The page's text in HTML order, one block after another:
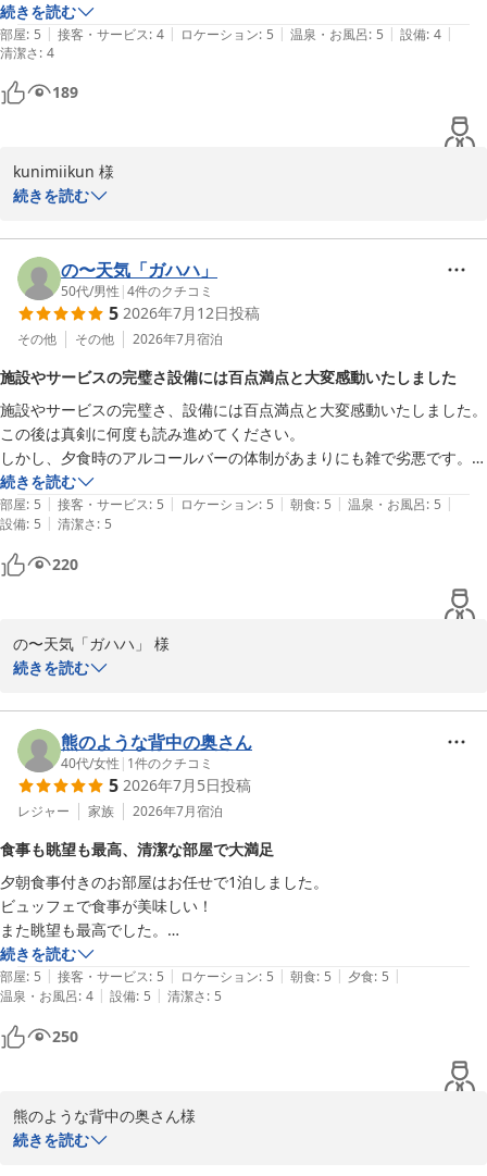
一畑電車の駅まで徒歩1分の立地やレンタサイクルの利便性もご活
用くださり、松江市内の観光をお楽しみいただけたとのこと、私た
ちも嬉しく思います。
また機会があれば、ぜひお越しください。スタッフ一同、心よりお
ご投稿有難うございます。
松江しんじ湖温泉 ホテル一畑
2026-07-20
ただ、素泊まりプランだったので、夕食がホテルのレストランも、ホ
テルでもらった飲食店マップに載っている近隣のお店も平日(水曜日)に
もかかわらずみんな満席で困りました。もうコンビニでお弁当を買うし
かないかなと思いましたが、幸いマップに載っていない街中華があって
助かりました。
続きを読む
部屋: 5 | 接客・サービス: 4 | ロケーション: 5 | 温泉・お風呂: 5 | 設備: 4 |
清潔さ: 4
189
kunimiikun 様
温かいご投稿をお寄せいただき、誠にありがとうございます。
5階の湖側のお部屋から、宍道湖でしじみ漁をする小船をご覧いた
だけたとのこと、宍道湖らしい風景をお楽しみいただけたようで大
変嬉しく存じます。
一方で、ご夕食につきましては、ホテルのレストランや近隣のお店
事場所にお困りになられたとのことで、申し訳ございません。最終
的には街中華のお店をご利用いただけたとのことで、安心いたしま
した。
今後は周辺のお食事処のご案内についても、よりお役に立てる情報
をご提供できるよう努めてまいります。
また松江へお越しの際には、ぜひ当館をご利用くださいませ。スタ
ッフ一同、心よりお待ち申し上げております。
担当　深田
松江しんじ湖温泉 ホテル一畑
2026-07-20
続きを読む
の〜天気「ガハハ」
50代/男性 |4件のクチコミ
5 2026年7月12日投稿
その他 その他 2026年7月宿泊
施設やサービスの完璧さ設備には百点満点と大変感動いたしました
施設やサービスの完璧さ、設備には百点満点と大変感動いたしました。
この後は真剣に何度も読み進めてください。
しかし、夕食時のアルコールバーの体制があまりにも雑で劣悪です。最
初に飲み放題を申し出ているのに連携不足により、わざわざカウンター
まで再度注文に出向くというファーストフード以下のサービスを強いら
れました。「呑み放題をお願いしました」と申し出ても、そうですかと
笑ってカウンターを指差されました。これは、馬鹿にされた感しか印象
に残りません。にも増して、閑散にもかかわらず提供を15分以上放置
これは一番強調したい所ですが、絶対に勘違いしないでください。申し
出や注文を忘れた現場の従業員が悪いのではありません。このような投
げやりな人員配置とずさんな運用を容認している経営層の管理体制が最
が問われる意味を理解できますか。経営層が現場に立つことを、まさか
ですが忘れてやしませんか？
朝のシジミ清汁を注いでくれた若き従業員の笑顔だけが唯一の救いでし
た。立地や地理的要素のみに甘んじ、客を馬鹿にする姿勢が後輩に受け
継がれているサービス全般での旧態然の経営スタイルは、まさに破綻寸
前やもしれません。せっかくの素晴らしい施設の価値を完全に損なう前
に、経営根本からの猛烈な変革があれば、また訪れさせてください。
続きを読む
部屋: 5 | 接客・サービス: 5 | ロケーション: 5 | 朝食: 5 | 温泉・お風呂: 5 |
設備: 5 | 清潔さ: 5
220
の〜天気「ガハハ」 様
ルコールバーの対応でご不快な思いをさせてしまい、深くお詫び申
し上げます。ご指摘のように、飲み放題の案内と実際の提供が連携
せず、何度もカウンターまでお出向きいただく形になってしまった
点は、決してあってはならないことです。本当に申し訳ございませ
んでした。
また、15分以上放置したうえで「忘れていた」との返答が続いた点
も、サービスの品質を著しく欠くものであり、強くお詫びいたしま
す。現場の従業員だけでなく、経営層の運用体制に関するご指摘も
重く受け止めます。
現在、飲食部門の提供手順を再度徹底し、接客時の連携強化、記
録・確認の徹底、カウンターの混雑時でも滞りなく対応できる体制
づくりを進めて参ります。
お客様の貴重なご意見を糧に、運営体制の抜本的な改革を進めてま
ご投稿有難うございます。
続きを読む
熊のような背中の奥さん
40代/女性 | 1件のクチコミ
5 2026年7月5日投稿
レジャー 家族 2026年7月宿泊
食事も眺望も最高、清潔な部屋で大満足
夕朝食事付きのお部屋はお任せで1泊しました。
ビュッフェで食事が美味しい！
また眺望も最高でした。
お部屋はとても綺麗で、清潔に保たれておりました。
次に松江に行く時があれば、また利用させていただきたい。
続きを読む
部屋: 5 | 接客・サービス: 5 | ロケーション: 5 | 朝食: 5 | 夕食: 5 |
温泉・お風呂: 4 | 設備: 5 | 清潔さ: 5
250
熊のような背中の奥さん様
続きを読む